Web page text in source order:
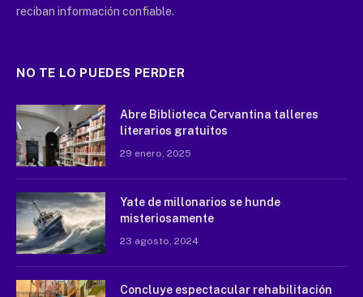
reciban información confiable.
NO TE LO PUEDES PERDER
Abre Biblioteca Cervantina talleres
literarios gratuitos
29 enero, 2025
Yate de millonarios se hunde
misteriosamente
23 agosto, 2024
Concluye espectacular rehabilitación